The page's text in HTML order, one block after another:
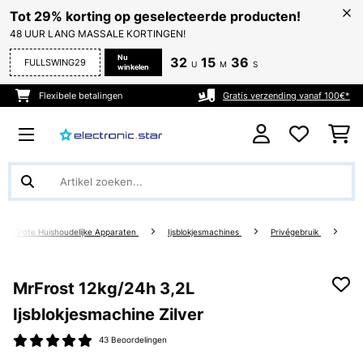
Tot 29% korting op geselecteerde producten!
48 UUR LANG MASSALE KORTINGEN!
FULLSWING29
Nu
winkelen
32 U 15 M 35 S
Flexibele betalingen Gratis verzending vanaf 100€*
Grote Huishoudelijke Apparaten Ijsblokjesmachines Privégebruik
MrFrost 12kg/24h 3,2L
Ijsblokjesmachine Zilver
43 Beoordelingen